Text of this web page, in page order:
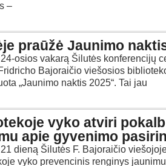
–
praūžė Jaunimo
osios vakarą Šilutės konferencijų
Bajoraičio viešosios
„Jaunimo naktis 2025“. Tai jau
vyko atviri
apie gyvenimo
dieną Šilutės F. Bajoraičio
vyko prevencinis renginys